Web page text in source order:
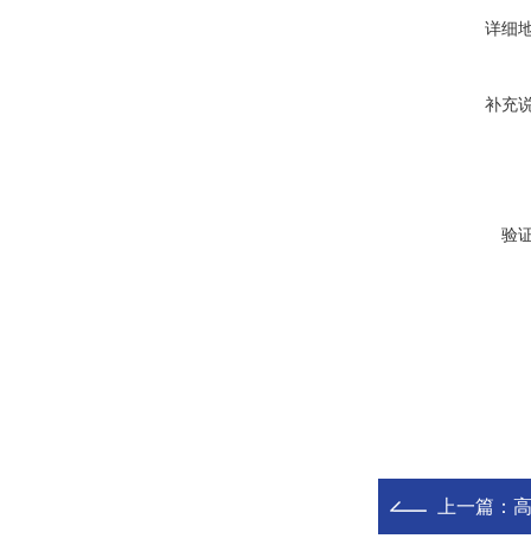
详细
补充
验
上一篇：